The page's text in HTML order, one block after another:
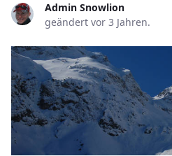
Admin Snowlion
geändert vor 3 Jahren.